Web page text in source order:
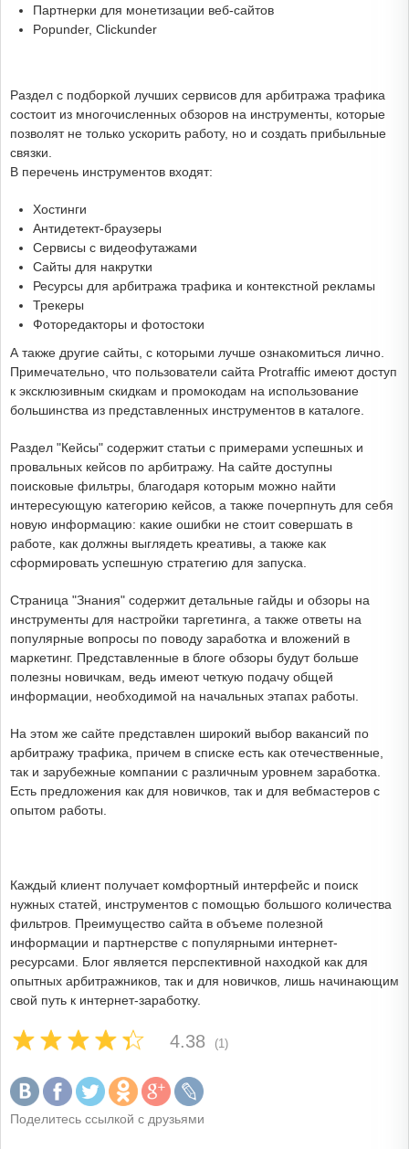
Партнерки для монетизации веб-сайтов
Popunder, Clickunder
Раздел с подборкой лучших сервисов для арбитража трафика
состоит из многочисленных обзоров на инструменты, которые
позволят не только ускорить работу, но и создать прибыльные
связки.
В перечень инструментов входят:
Хостинги
Антидетект-браузеры
Сервисы с видеофутажами
Сайты для накрутки
Ресурсы для арбитража трафика и контекстной рекламы
Трекеры
Фоторедакторы и фотостоки
А также другие сайты, с которыми лучше ознакомиться лично.
Примечательно, что пользователи сайта Protraffic имеют доступ
к эксклюзивным скидкам и промокодам на использование
большинства из представленных инструментов в каталоге.
Раздел "Кейсы" содержит статьи с примерами успешных и
провальных кейсов по арбитражу. На сайте доступны
поисковые фильтры, благодаря которым можно найти
интересующую категорию кейсов, а также почерпнуть для себя
новую информацию: какие ошибки не стоит совершать в
работе, как должны выглядеть креативы, а также как
сформировать успешную стратегию для запуска.
Страница "Знания" содержит детальные гайды и обзоры на
инструменты для настройки таргетинга, а также ответы на
популярные вопросы по поводу заработка и вложений в
маркетинг. Представленные в блоге обзоры будут больше
полезны новичкам, ведь имеют четкую подачу общей
информации, необходимой на начальных этапах работы.
На этом же сайте представлен широкий выбор вакансий по
арбитражу трафика, причем в списке есть как отечественные,
так и зарубежные компании с различным уровнем заработка.
Есть предложения как для новичков, так и для вебмастеров с
опытом работы.
Каждый клиент получает комфортный интерфейс и поиск
нужных статей, инструментов с помощью большого количества
фильтров. Преимущество сайта в объеме полезной
информации и партнерстве с популярными интернет-
ресурсами. Блог является перспективной находкой как для
опытных арбитражников, так и для новичков, лишь начинающим
свой путь к интернет-заработку.
4.38 (1)
Поделитесь ссылкой с друзьями